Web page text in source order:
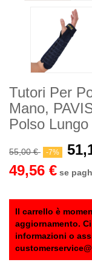
Tutori Per
Mano,
Polso
55,00 € -7%
49,56 € se
Il carrello è
aggiornamento.
informazioni o